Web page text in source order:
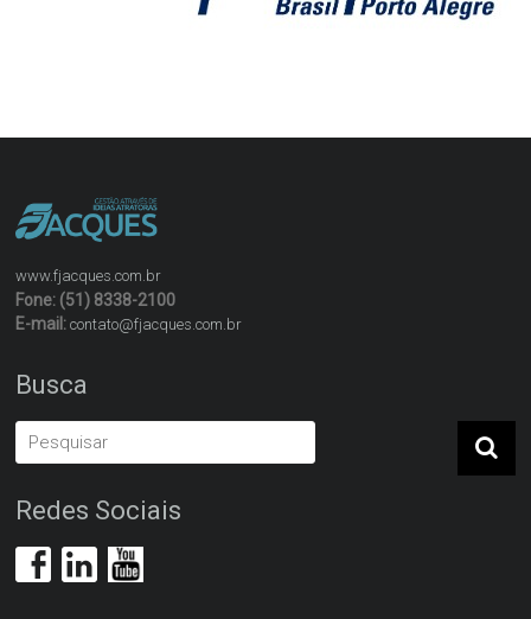
www.fjacques.com.br
Fone: (51) 8338-2100
E-mail:contato@fjacques.com.br
Busca
Redes Sociais